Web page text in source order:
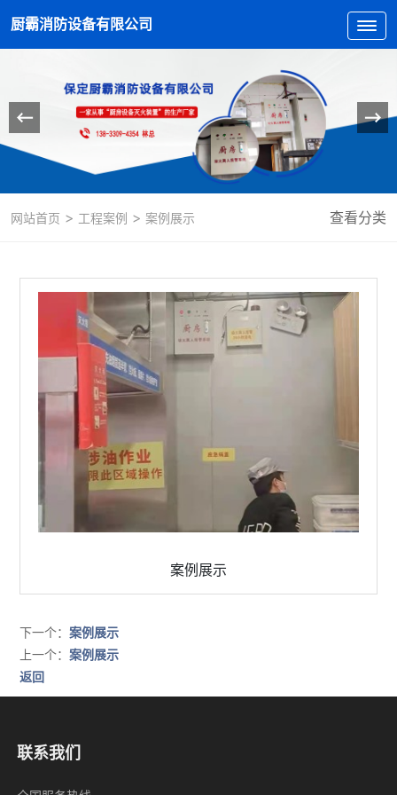
厨霸消防设备有限公司
网站首页 > 工程案例 > 案例展示 查看分类
案例展示
下一个： 案例展示
上一个： 案例展示
返回
联系我们